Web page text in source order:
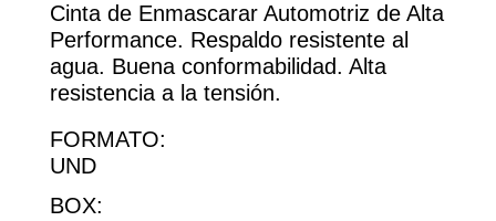
Cinta de Enmascarar Automotriz de Alta
Performance. Respaldo resistente al
agua. Buena conformabilidad. Alta
resistencia a la tensión.
FORMATO:
UND
BOX: